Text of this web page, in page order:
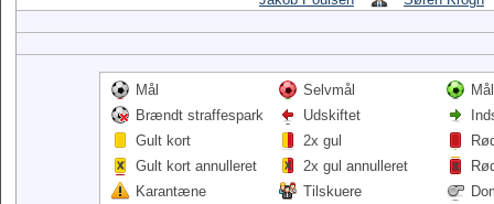
Mål Selvmål
Brændt straffespark
Udskiftet
Gult kort
2x gul
Gult kort annulleret
2x gul annulleret
Karantæne
Tilskuere